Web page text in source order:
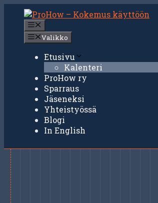
Siirry
sisältöön
Valikko
Etusivu
Kalenteri
ProHow ry
Sparraus
Jäseneksi
Yhteistyössä
Blogi
In English